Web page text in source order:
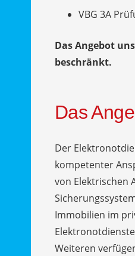
VBG 3A
Das Angebot
beschränkt.
Das
Der
kompetenter
von Elektrischen
Immobilien im
Weiteren